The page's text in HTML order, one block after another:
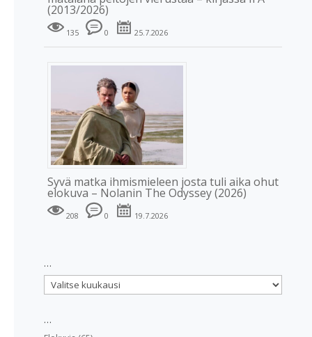
(2013/2026)
135 0 25.7.2026
Syvä matka ihmismieleen josta tuli aika ohut
elokuva – Nolanin The Odyssey (2026)
208 0 19.7.2026
…
…